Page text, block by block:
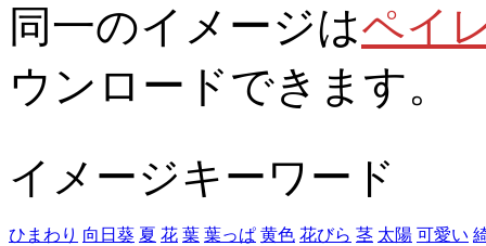
同一のイメージはペイ
ウンロードできます。
イメージキーワード
ひまわり 向日葵 夏 花 葉 葉っぱ 黄色 花びら 茎 太陽 可愛い